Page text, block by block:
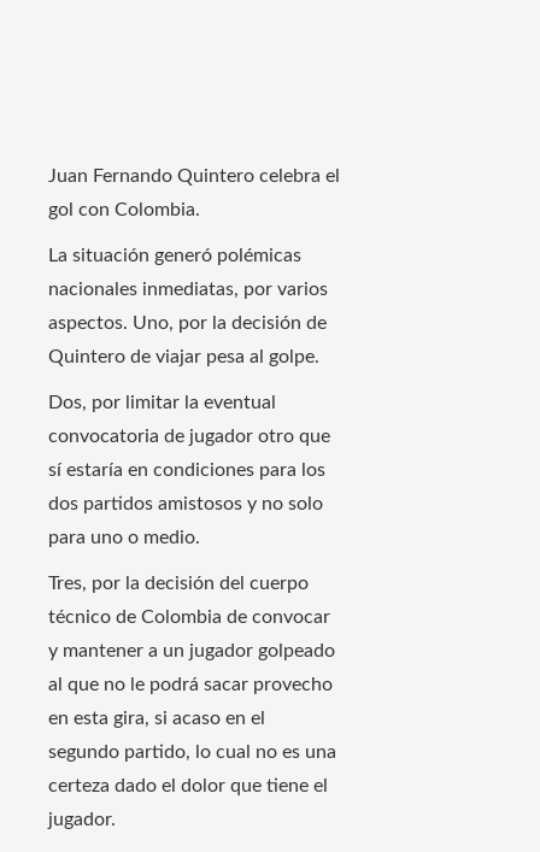
Juan Fernando Quintero celebra el
gol con Colombia.
La situación generó polémicas
nacionales inmediatas, por varios
aspectos. Uno, por la decisión de
Quintero de viajar pesa al golpe.
Dos, por limitar la eventual
convocatoria de jugador otro que
sí estaría en condiciones para los
dos partidos amistosos y no solo
para uno o medio.
Tres, por la decisión del cuerpo
técnico de Colombia de convocar
y mantener a un jugador golpeado
al que no le podrá sacar provecho
en esta gira, si acaso en el
segundo partido, lo cual no es una
certeza dado el dolor que tiene el
jugador.